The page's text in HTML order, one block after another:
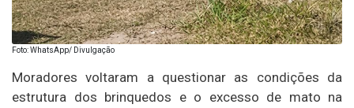
Foto: WhatsApp/ Divulgação
Moradores voltaram a questionar as condições da
estrutura dos brinquedos e o excesso de mato na